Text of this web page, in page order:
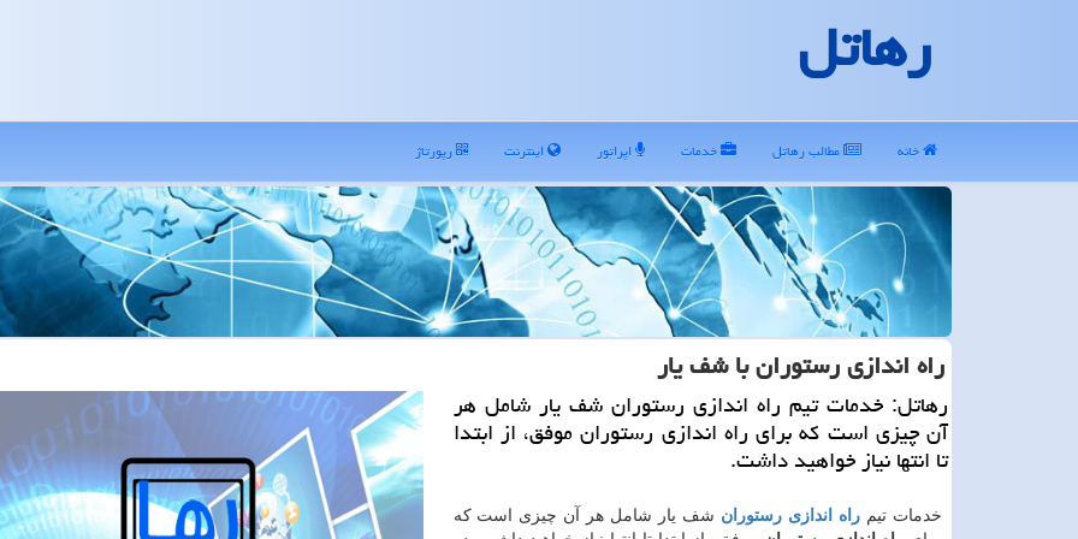
رهاتل
خانه مطالب رهاتل خدمات اپراتور اینترنت رپورتاژ
راه اندازی رستوران با شف یار
رهاتل: خدمات تیم راه اندازی رستوران شف یار شامل هر
آن چیزی است كه برای راه اندازی رستوران موفق، از ابتدا
تا انتها نیاز خواهید داشت.
خدمات تیم راه اندازی رستوران شف یار شامل هر آن چیزی است که